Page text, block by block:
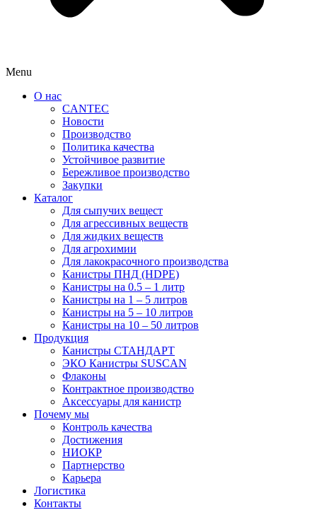
Menu
О нас
CANTEC
Новости
Производство
Политика качества
Устойчивое развитие
Бережливое производство
Закупки
Каталог
Для сыпучих вещест
Для агрессивных веществ
Для жидких веществ
Для агрохимии
Для лакокрасочного производства
Канистры ПНД (HDPE)
Канистры на 0.5 – 1 литр
Канистры на 1 – 5 литров
Канистры на 5 – 10 литров
Канистры на 10 – 50 литров
Продукция
Канистры СТАНДАРТ
ЭКО Канистры SUSCAN
Флаконы
Контрактное производство
Аксессуары для канистр
Почему мы
Контроль качества
Достижения
НИОКР
Партнерство
Карьера
Логистика
Контакты